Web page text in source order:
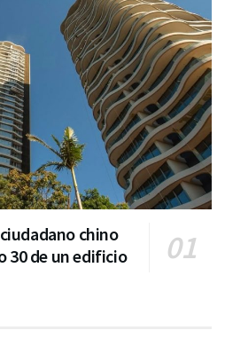
chino
30 de un edificio